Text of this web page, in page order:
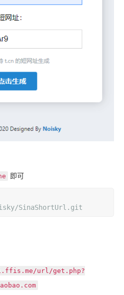
即可
SinaShortUrl.git
url/get.php?